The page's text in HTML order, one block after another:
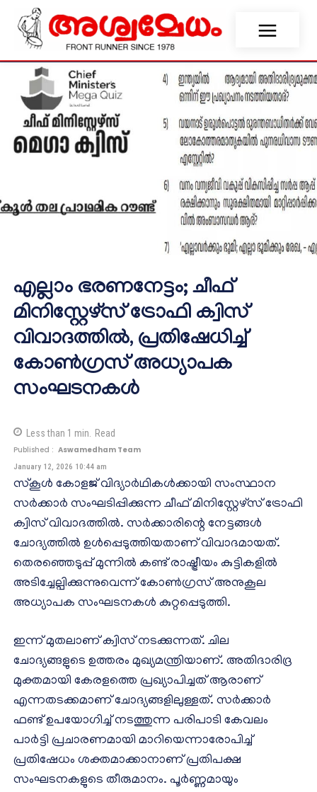
എല്ലാം ഭരണനേട്ടം; ചീഫ്
മിനിസ്റ്റേഴ്സ് ട്രോഫി ക്വിസ്
വിവാദത്തിൽ, പ്രതിഷേധിച്ച്
കോൺഗ്രസ് അധ്യാപക
സംഘടനകൾ
Less than 1 min. Read
Published : Aswamedham Team
January 12, 2026 10:44 am
സ്കൂൾ കോളജ് വിദ്യാർഥികൾക്കായി സംസ്ഥാന
സർക്കാർ സംഘടിപ്പിക്കുന്ന ചീഫ് മിനിസ്റ്റേഴ്സ് ട്രോഫി
ക്വിസ് വിവാദത്തിൽ. സർക്കാരിന്റെ നേട്ടങ്ങൾ
ചോദ്യത്തിൽ ഉൾപ്പെടുത്തിയതാണ് വിവാദമായത്.
തെരഞ്ഞെടുപ്പ് മുന്നിൽ കണ്ട് രാഷ്ട്രീയം കുട്ടികളിൽ
അടിച്ചേല്പിക്കുന്നുവെന്ന് കോൺഗ്രസ് അനുകൂല
അധ്യാപക സംഘടനകൾ കുറ്റപ്പെടുത്തി.
ഇന്ന് മുതലാണ് ക്വിസ് നടക്കുന്നത്. ചില
ചോദ്യങ്ങളുടെ ഉത്തരം മുഖ്യമന്ത്രിയാണ്. അതിദാരിദ്ര
മുക്തമായി കേരളത്തെ പ്രഖ്യാപിച്ചത് ആരാണ്
എന്നതടക്കമാണ് ചോദ്യങ്ങളിലുള്ളത്. സർക്കാർ
ഫണ്ട് ഉപയോഗിച്ച് നടത്തുന്ന പരിപാടി കേവലം
പാർട്ടി പ്രചാരണമായി മാറിയെന്നാരോപിച്ച്
പ്രതിഷേധം ശക്തമാക്കാനാണ് പ്രതിപക്ഷ
സംഘടനകളുടെ തീരുമാനം. പൂർണ്ണമായും